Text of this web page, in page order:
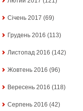
Січень 2017 (69)
Грудень 2016 (113)
Листопад 2016 (142)
Жовтень 2016 (96)
Вересень 2016 (118)
Серпень 2016 (42)